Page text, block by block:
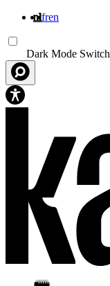
nlfren
Dark Mode Switch